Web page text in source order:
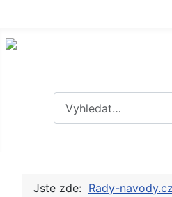
Jste zde: Rady-navody.cz